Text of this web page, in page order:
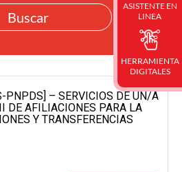
PNPDS] – SERVICIOS DE UN/A
DE AFILIACIONES PARA LA
Y TRANSFERENCIAS
ASISTENTE EN
LINEA
HERRAMIENTA
DIGITALES